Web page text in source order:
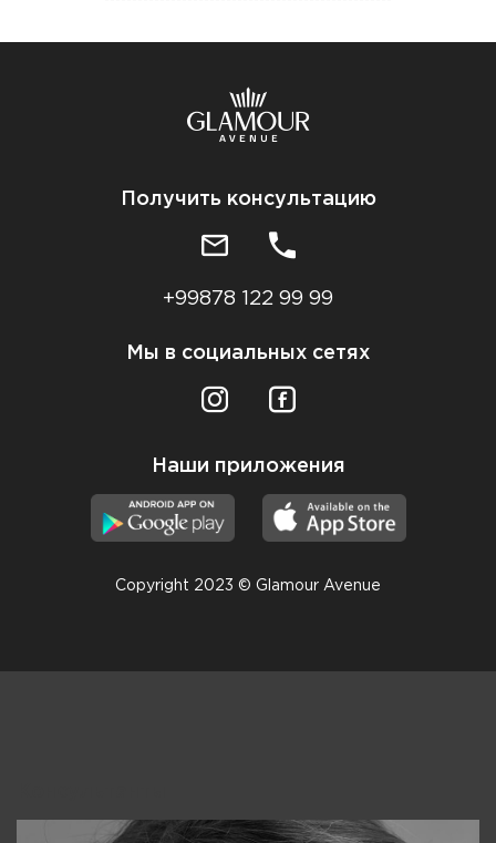
Получить консультацию
+99878 122 99 99
Мы в социальных сетях
Наши приложения
Copyright 2023 © Glamour Avenue